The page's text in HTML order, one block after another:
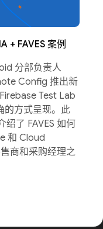
+ FAVES 案例
分部负责人
Config 推出新
Test Lab
的方式呈现。此
绍了 FAVES 如何
和 Cloud
商和采购经理之